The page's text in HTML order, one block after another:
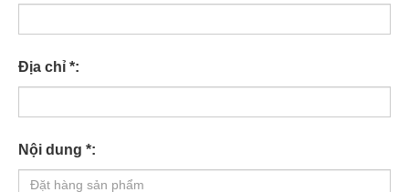
Địa chỉ *:
Nội dung *: